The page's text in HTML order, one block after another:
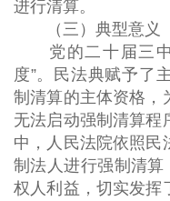
进行清算。
（三）典型意义
党的二十届三中
度”。民法典赋予了
制清算的主体资格，
无法启动强制清算程
中，人民法院依照民
制法人进行强制清算
权人利益，切实发挥